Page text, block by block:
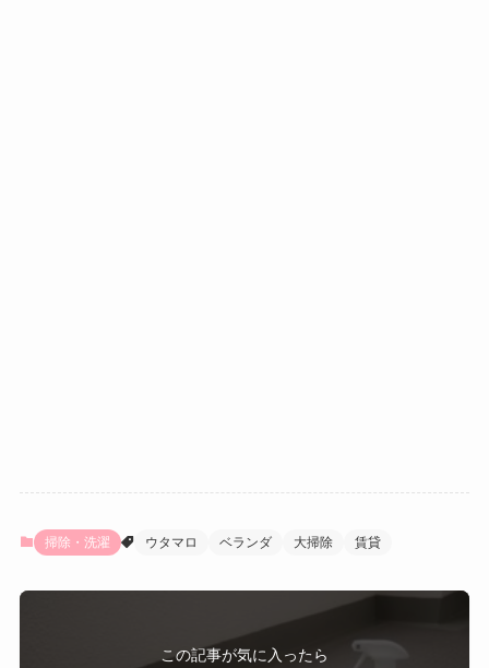
掃除・洗濯 ウタマロ ベランダ 大掃除 賃貸
この記事が気に入ったら